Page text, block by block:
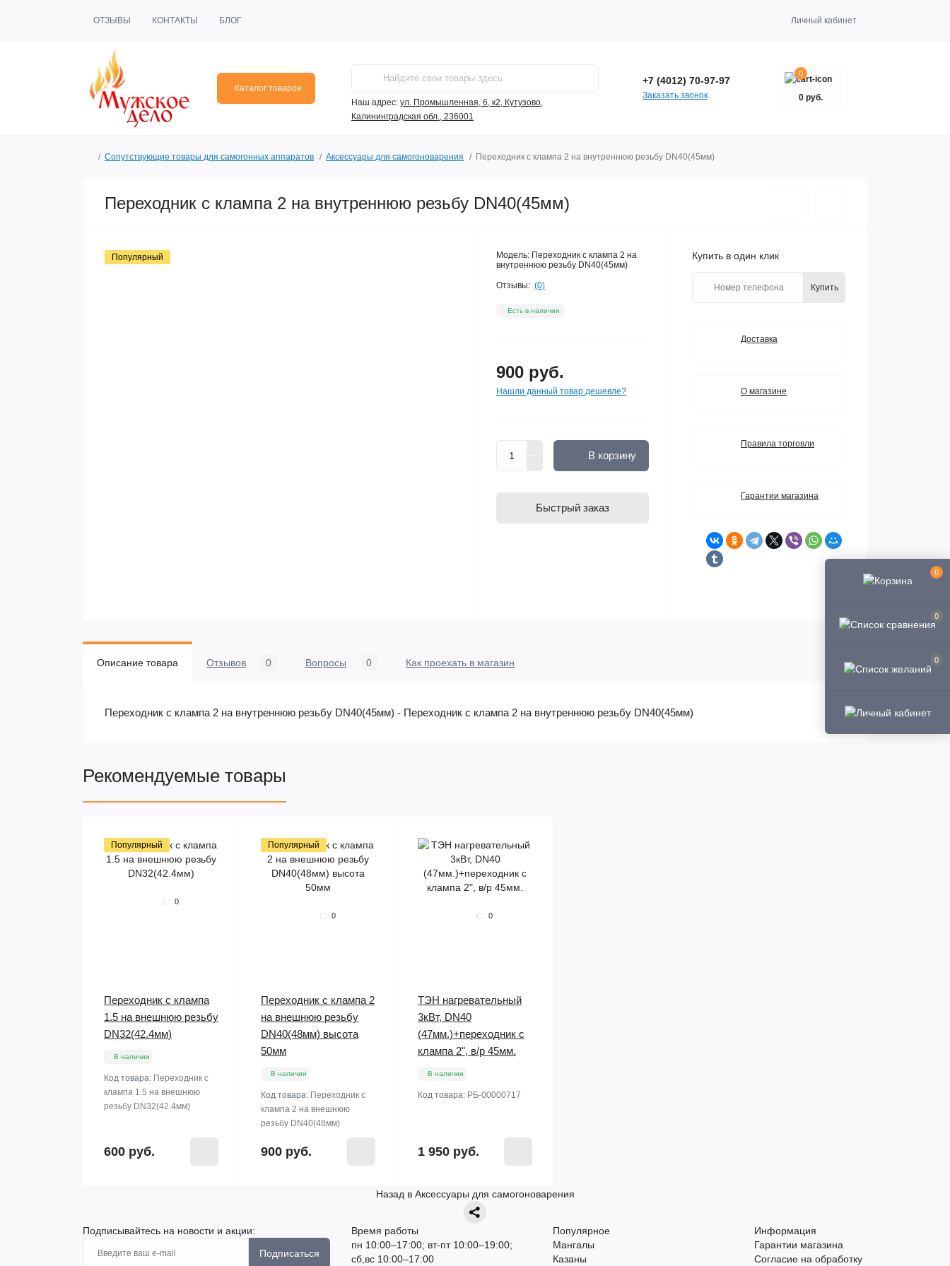
0
0
0
ОТЗЫВЫ КОНТАКТЫ БЛОГ Личный кабинет
Каталог товаров
Наш адрес: ул. Промышленная, 6, к2, Кутузово,
Калининградская обл., 236001
+7 (4012) 70-97-97
Заказать звонок
0
0 руб.
Сопутствующие товары для самогонных аппаратов Аксессуары для самогоноварения Переходник с клампа 2 на внутреннюю резьбу DN40(45мм)
Переходник с клампа 2 на внутреннюю резьбу DN40(45мм)
Популярный Модель: Переходник с клампа 2 на
внутреннюю резьбу DN40(45мм)
Отзывы: (0)
Есть в наличии
900 руб.
Нашли данный товар дешевле?
В корзину
Быстрый заказ
Купить в один клик
Купить
Доставка
О магазине
Правила торговли
Гарантии магазина
Описание товара Отзывов 0 Вопросы 0 Как проехать в магазин
Переходник с клампа 2 на внутреннюю резьбу DN40(45мм) - Переходник с клампа 2 на внутреннюю резьбу DN40(45мм)
Рекомендуемые товары
Популярный
0
Переходник с клампа
1.5 на внешнюю резьбу
DN32(42.4мм)
В наличии
Код товара: Переходник с
клампа 1.5 на внешнюю
резьбу DN32(42.4мм)
600 руб.
Популярный
0
Переходник с клампа 2
на внешнюю резьбу
DN40(48мм) высота
50мм
В наличии
Код товара: Переходник с
клампа 2 на внешнюю
резьбу DN40(48мм)
900 руб.
0
ТЭН нагревательный
3кВт, DN40
(47мм.)+переходник с
клампа 2", в/р 45мм.
В наличии
Код товара: РБ-00000717
1 950 руб.
Назад в Аксессуары для самогоноварения
Подписывайтесь на новости и акции:
Подписаться
Время работы
пн 10:00–17:00; вт-пт 10:00–19:00;
сб,вс 10:00–17:00
Популярное
Мангалы
Казаны
Информация
Гарантии магазина
Согласие на обработку